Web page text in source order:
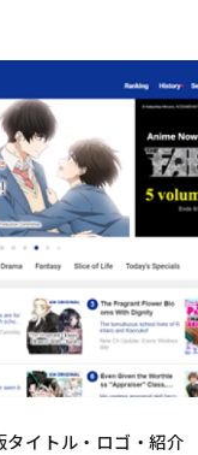
タイトル・ロゴ・紹介